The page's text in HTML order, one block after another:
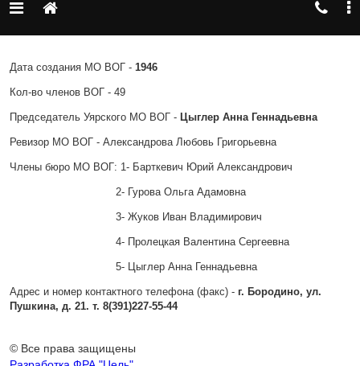
Дата создания МО ВОГ - 1946
Кол-во членов ВОГ - 49
Председатель Уярского МО ВОГ - Цыглер Анна Геннадьевна
Ревизор МО ВОГ - Александрова Любовь Григорьевна
Члены бюро МО ВОГ: 1- Барткевич Юрий Александрович
2- Гурова Ольга Адамовна
3- Жуков Иван Владимирович
4- Пролецкая Валентина Сергеевна
5- Цыглер Анна Геннадьевна
Адрес и номер контактного телефона (факс) - г. Бородино, ул.
Пушкина, д. 21. т. 8(391)227-55-44
© Все права защищены